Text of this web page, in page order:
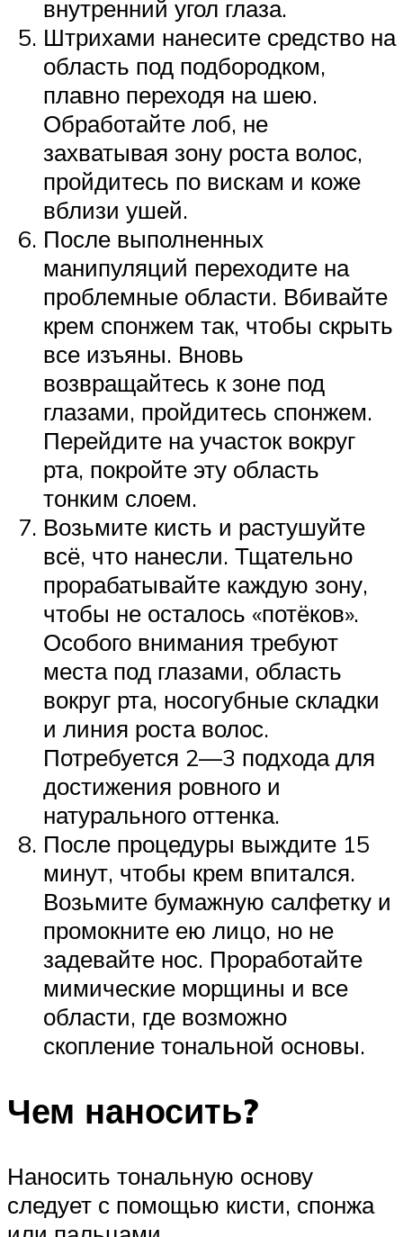
внутренний угол глаза.
Штрихами нанесите средство на
область под подбородком,
плавно переходя на шею.
Обработайте лоб, не
захватывая зону роста волос,
пройдитесь по вискам и коже
вблизи ушей.
После выполненных
манипуляций переходите на
проблемные области. Вбивайте
крем спонжем так, чтобы скрыть
все изъяны. Вновь
возвращайтесь к зоне под
глазами, пройдитесь спонжем.
Перейдите на участок вокруг
рта, покройте эту область
тонким слоем.
Возьмите кисть и растушуйте
всё, что нанесли. Тщательно
прорабатывайте каждую зону,
чтобы не осталось «потёков».
Особого внимания требуют
места под глазами, область
вокруг рта, носогубные складки
и линия роста волос.
Потребуется 2—3 подхода для
достижения ровного и
натурального оттенка.
После процедуры выждите 15
минут, чтобы крем впитался.
Возьмите бумажную салфетку и
промокните ею лицо, но не
задевайте нос. Проработайте
мимические морщины и все
области, где возможно
скопление тональной основы.
Чем наносить?
Наносить тональную основу
следует с помощью кисти, спонжа